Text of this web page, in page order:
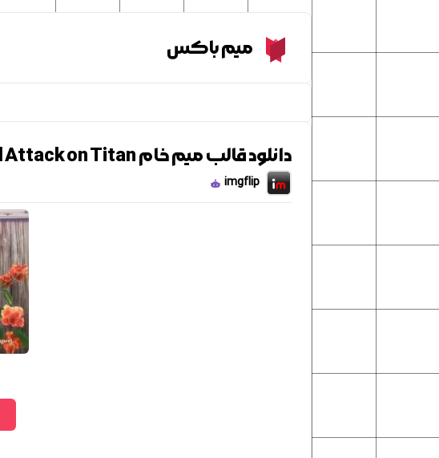
Meme Boxمیم باکس
دانلود قالب میم خام Peaceful Attack on Titan
imgflip